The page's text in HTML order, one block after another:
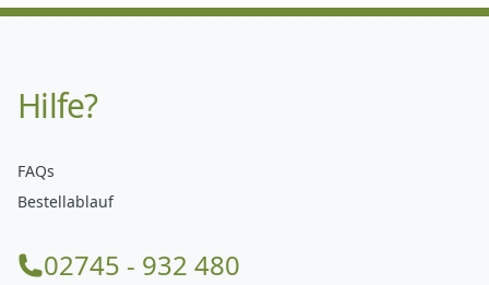
Hilfe?
FAQs
Bestellablauf
02745 - 932 480